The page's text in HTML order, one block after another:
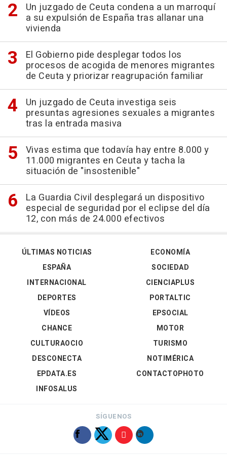
Un juzgado de Ceuta condena a un marroquí
a su expulsión de España tras allanar una
vivienda
El Gobierno pide desplegar todos los
procesos de acogida de menores migrantes
de Ceuta y priorizar reagrupación familiar
Un juzgado de Ceuta investiga seis
presuntas agresiones sexuales a migrantes
tras la entrada masiva
Vivas estima que todavía hay entre 8.000 y
11.000 migrantes en Ceuta y tacha la
situación de "insostenible"
La Guardia Civil desplegará un dispositivo
especial de seguridad por el eclipse del día
12, con más de 24.000 efectivos
ÚLTIMAS NOTICIAS
ESPAÑA
INTERNACIONAL
DEPORTES
VÍDEOS
ECONOMÍA
SOCIEDAD
CIENCIAPLUS
PORTALTIC
EPSOCIAL
CHANCE
CULTURAOCIO
DESCONECTA
EPDATA.ES
INFOSALUS
MOTOR
TURISMO
NOTIMÉRICA
CONTACTOPHOTO
SÍGUENOS